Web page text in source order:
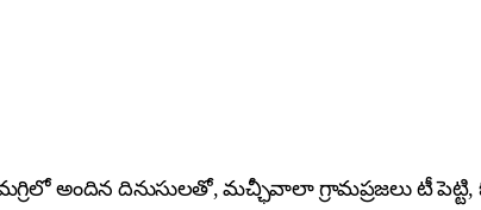
అందిన దినుసులతో, మచ్ఛీవాలా గ్రామప్రజలు టీ పెట్టి,